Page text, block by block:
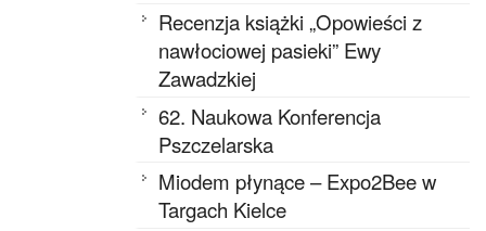
Recenzja książki „Opowieści z
nawłociowej pasieki” Ewy
Zawadzkiej
62. Naukowa Konferencja
Pszczelarska
Miodem płynące – Expo2Bee w
Targach Kielce